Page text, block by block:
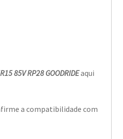
85V RP28 GOODRIDEaqui
a compatibilidade com